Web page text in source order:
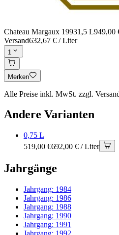
Chateau Margaux 19931,5 L949,00
Versand632,67 € / Liter
1
Merken
Alle Preise inkl. MwSt. zzgl.
Andere Varianten
0,75 L
519,00 €692,00 € / Liter
Jahrgänge
Jahrgang: 1984
Jahrgang: 1986
Jahrgang: 1988
Jahrgang: 1990
Jahrgang: 1991